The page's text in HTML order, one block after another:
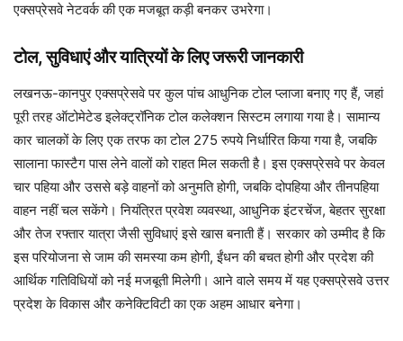
एक्सप्रेसवे नेटवर्क की एक मजबूत कड़ी बनकर उभरेगा।
टोल, सुविधाएं और यात्रियों के लिए जरूरी जानकारी
लखनऊ-कानपुर एक्सप्रेसवे पर कुल पांच आधुनिक टोल प्लाजा बनाए गए हैं, जहां
पूरी तरह ऑटोमेटेड इलेक्ट्रॉनिक टोल कलेक्शन सिस्टम लगाया गया है। सामान्य
कार चालकों के लिए एक तरफ का टोल 275 रुपये निर्धारित किया गया है, जबकि
सालाना फास्टैग पास लेने वालों को राहत मिल सकती है। इस एक्सप्रेसवे पर केवल
चार पहिया और उससे बड़े वाहनों को अनुमति होगी, जबकि दोपहिया और तीनपहिया
वाहन नहीं चल सकेंगे। नियंत्रित प्रवेश व्यवस्था, आधुनिक इंटरचेंज, बेहतर सुरक्षा
और तेज रफ्तार यात्रा जैसी सुविधाएं इसे खास बनाती हैं। सरकार को उम्मीद है कि
इस परियोजना से जाम की समस्या कम होगी, ईंधन की बचत होगी और प्रदेश की
आर्थिक गतिविधियों को नई मजबूती मिलेगी। आने वाले समय में यह एक्सप्रेसवे उत्तर
प्रदेश के विकास और कनेक्टिविटी का एक अहम आधार बनेगा।